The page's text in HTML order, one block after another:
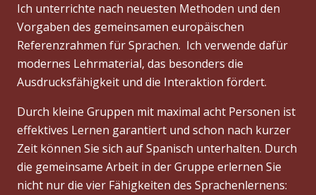
Ich unterrichte nach neuesten Methoden und den
Vorgaben des gemeinsamen europäischen
Referenzrahmen für Sprachen. Ich verwende dafür
modernes Lehrmaterial, das besonders die
Ausdrucksfähigkeit und die Interaktion fördert.
Durch kleine Gruppen mit maximal acht Personen ist
effektives Lernen garantiert und schon nach kurzer
Zeit können Sie sich auf Spanisch unterhalten. Durch
die gemeinsame Arbeit in der Gruppe erlernen Sie
nicht nur die vier Fähigkeiten des Sprachenlernens: